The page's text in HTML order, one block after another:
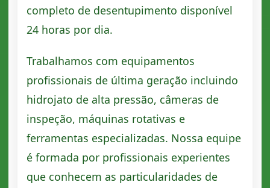
completo de desentupimento disponível
24 horas por dia.
Trabalhamos com equipamentos
profissionais de última geração incluindo
hidrojato de alta pressão, câmeras de
inspeção, máquinas rotativas e
ferramentas especializadas. Nossa equipe
é formada por profissionais experientes
que conhecem as particularidades de